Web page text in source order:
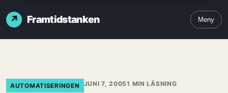
Framtidstanken Meny
AUTOMATISERINGEN JUNI 7, 20051 MIN LÄSNING